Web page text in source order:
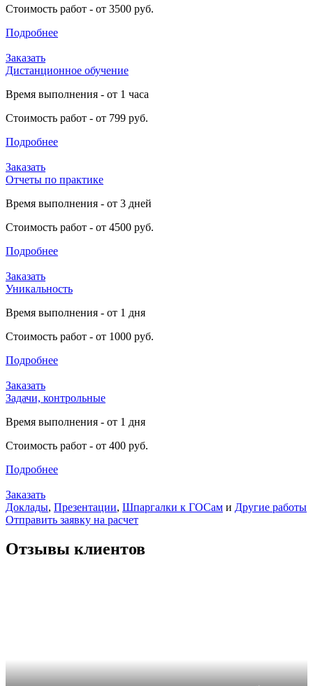
Стоимость работ - от 3500 руб.
Подробнее
Заказать
Дистанционное обучение
Время выполнения - от 1 часа
Стоимость работ - от 799 руб.
Подробнее
Заказать
Отчеты по практике
Время выполнения - от 3 дней
Стоимость работ - от 4500 руб.
Подробнее
Заказать
Уникальность
Время выполнения - от 1 дня
Стоимость работ - от 1000 руб.
Подробнее
Заказать
Задачи, контрольные
Время выполнения - от 1 дня
Стоимость работ - от 400 руб.
Подробнее
Заказать
Доклады, Презентации, Шпаргалки к ГОСам и Другие работы
Отправить заявку на расчет
Отзывы клиентов